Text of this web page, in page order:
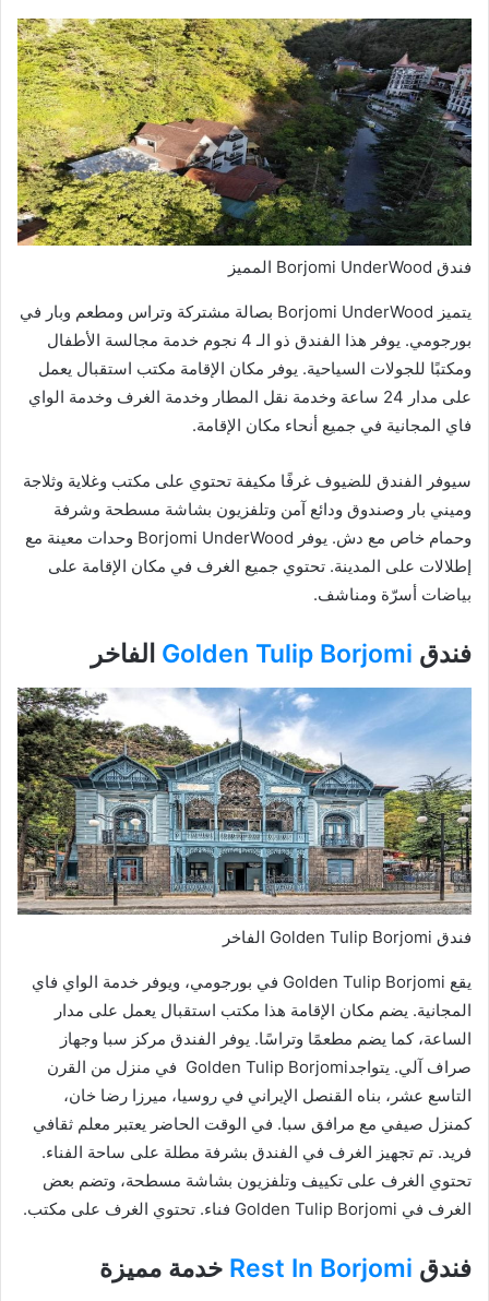
فندق Borjomi UnderWood المميز
يتميز Borjomi UnderWood بصالة مشتركة وتراس ومطعم وبار في
بورجومي. يوفر هذا الفندق ذو الـ 4 نجوم خدمة مجالسة الأطفال
ومكتبًا للجولات السياحية. يوفر مكان الإقامة مكتب استقبال يعمل
على مدار 24 ساعة وخدمة نقل المطار وخدمة الغرف وخدمة الواي
فاي المجانية في جميع أنحاء مكان الإقامة.
سيوفر الفندق للضيوف غرفًا مكيفة تحتوي على مكتب وغلاية وثلاجة
وميني بار وصندوق ودائع آمن وتلفزيون بشاشة مسطحة وشرفة
وحمام خاص مع دش. يوفر Borjomi UnderWood وحدات معينة مع
إطلالات على المدينة. تحتوي جميع الغرف في مكان الإقامة على
بياضات أسرّة ومناشف.
فندق Golden Tulip Borjomi الفاخر
فندق Golden Tulip Borjomi الفاخر
يقع Golden Tulip Borjomi في بورجومي، ويوفر خدمة الواي فاي
المجانية. يضم مكان الإقامة هذا مكتب استقبال يعمل على مدار
الساعة، كما يضم مطعمًا وتراسًا. يوفر الفندق مركز سبا وجهاز
صراف آلي. يتواجدGolden Tulip Borjomi في منزل من القرن
التاسع عشر، بناه القنصل الإيراني في روسيا، ميرزا رضا خان،
كمنزل صيفي مع مرافق سبا. في الوقت الحاضر يعتبر معلم ثقافي
فريد. تم تجهيز الغرف في الفندق بشرفة مطلة على ساحة الفناء.
تحتوي الغرف على تكييف وتلفزيون بشاشة مسطحة، وتضم بعض
الغرف في Golden Tulip Borjomi فناء. تحتوي الغرف على مكتب.
فندق Rest In Borjomi خدمة مميزة